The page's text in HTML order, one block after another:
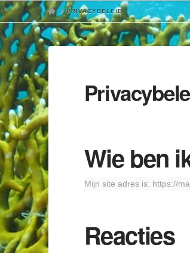
HOMEPRIVACYBELEID
Wie ben
Mijn site adres is: https://
Reacties